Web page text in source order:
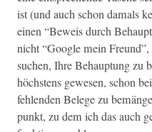
ist (und auch schon damals
einen “Beweis durch
nicht “Google mein
suchen, Ihre Behaup­tung zu
höch­stens gewe­sen, schon
fehlen­den Belege zu
punkt, zu dem ich das auch